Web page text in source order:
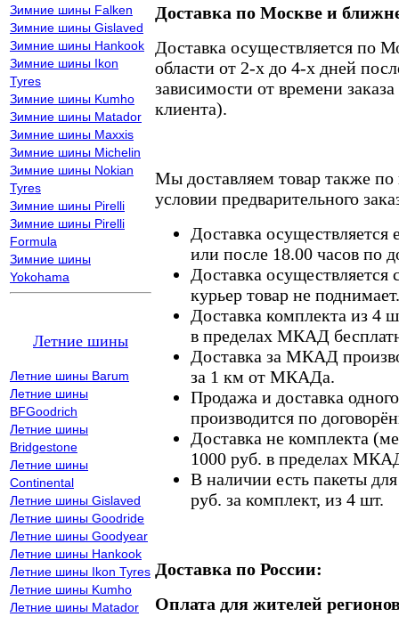
Зимние шины Falken
Зимние шины Gislaved
Зимние шины Hankook
Зимние шины Ikon
Tyres
Зимние шины Kumho
Зимние шины Matador
Зимние шины Maxxis
Зимние шины Michelin
Зимние шины Nokian
Tyres
Зимние шины Pirelli
Зимние шины Pirelli
Formula
Зимние шины
Yokohama
Летние шины
Летние шины Barum
Летние шины
BFGoodrich
Летние шины
Bridgestone
Летние шины
Continental
Летние шины Gislaved
Летние шины Goodride
Летние шины Goodyear
Летние шины Hankook
Летние шины Ikon Tyres
Летние шины Kumho
Летние шины Matador
Доставка по Москве и
Доставка осуществляется по
области от 2-х до 4-х дней
зависимости от времени
клиента).
Мы доставляем товар также
условии предварительного
Доставка осуществляется
или после 18.00 часов по
Доставка осуществляется
курьер товар не поднимает.
Доставка комплекта из 4
в пределах МКАД
Доставка за МКАД
за 1 км от МКАДа.
Продажа и доставка
производится по
Доставка не комплекта
1000 руб. в пределах
В наличии есть пакеты
руб. за комплект, из 4 шт.
Доставка по России:
Оплата для жителей